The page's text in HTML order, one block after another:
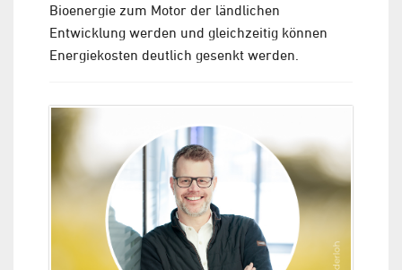
Bioenergie zum Motor der ländlichen
Entwicklung werden und gleichzeitig können
Energiekosten deutlich gesenkt werden.